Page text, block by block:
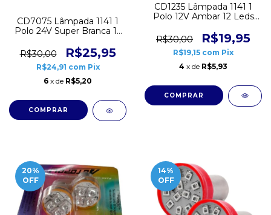
CD7075 Lâmpada 1141 1
Polo 24V Super Branca 12
R$30,00
R$25,95
R$24,91 com Pix
6 x de R$5,20
CD1235 Lâmpada 1141 1
Polo 12V Ambar 12 Leds
R$30,00
R$19,95
R$19,15 com Pix
4 x de R$5,93
20%
OFF
14%
OFF